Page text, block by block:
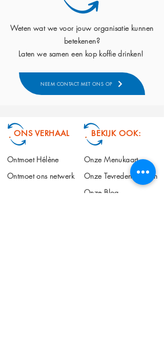
Weten wat we voor jouw organisatie kunnen
betekenen?
Laten we samen een kop koffie drinken!
NEEM CONTACT MET ONS OP
ONS VERHAAL BEKIJK OOK:
Ontmoet Hélène
Ontmoet ons netwerk
Onze Menukaart
Onze Tevreden Klanten
Onze Blog